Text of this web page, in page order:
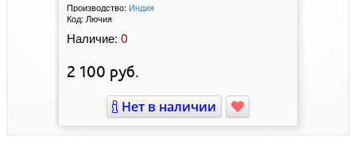
Производство: Индия
Код: Лючия
Наличие: 0
2 100 руб.
Нет в наличии